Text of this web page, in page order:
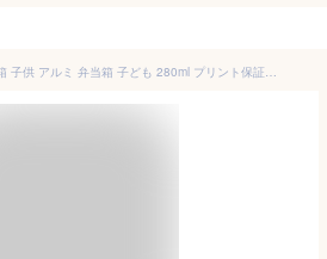
【安心の日本製】弁当箱 子供 アルミ 弁当箱 子ども 280ml プリント保証1年 保育園 ランチボックス 1段 シンプル かわいい 内フタ 小判型 お弁当箱 女の子 男の子 入園祝い 入学祝い お祝い 名入れ ギフト プレゼント 保温庫対応